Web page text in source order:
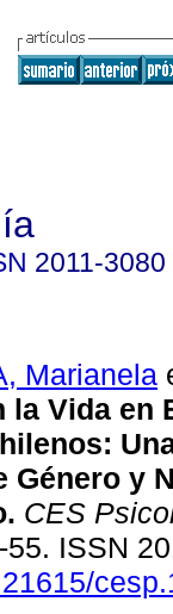
2011-3080
Marianela
la Vida en
Género y
CES
55. ISSN